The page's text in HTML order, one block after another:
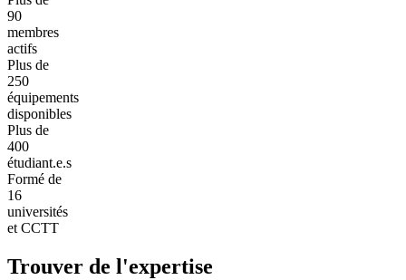
90
membres
actifs
Plus de
250
équipements
disponibles
Plus de
400
étudiant.e.s
Formé de
16
universités
et CCTT
Trouver de l'expertise